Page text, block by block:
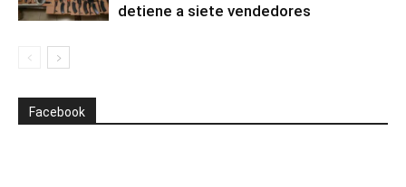
detiene a siete vendedores
Facebook